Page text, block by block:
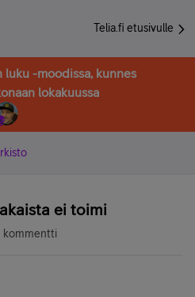
Telia.fi etusivulle
luku -moodissa, kunnes
lokakuussa
ei toimi
kommentti